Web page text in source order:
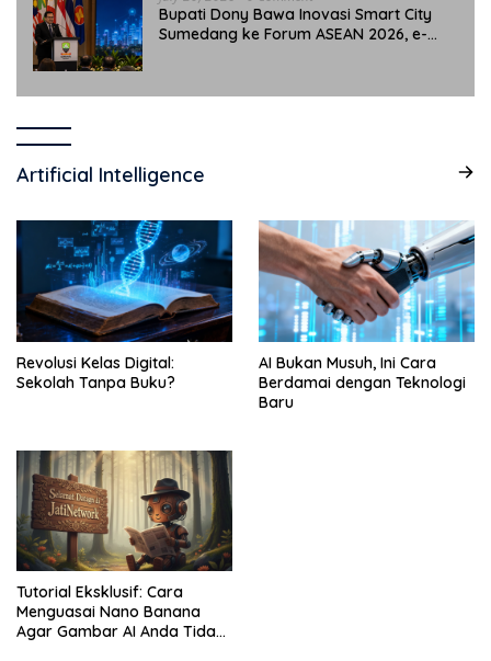
Bupati Dony Bawa Inovasi Smart City
Sumedang ke Forum ASEAN 2026, e-
Artificial Intelligence
Revolusi Kelas Digital:
Sekolah Tanpa Buku?
AI Bukan Musuh, Ini Cara
Berdamai dengan Teknologi
Baru
Tutorial Eksklusif: Cara
Menguasai Nano Banana
Agar Gambar AI Anda Tidak